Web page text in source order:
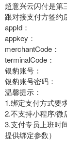
超意兴云闪付是第
跟对接支付方签约
appId：
appkey：
merchantCode：
terminalCode：
银豹账号：
银豹账号密码：
温馨提示：
1.绑定支付方式要
2.不支持小程序/微
3.支付专员上班时
提供绑定参数）